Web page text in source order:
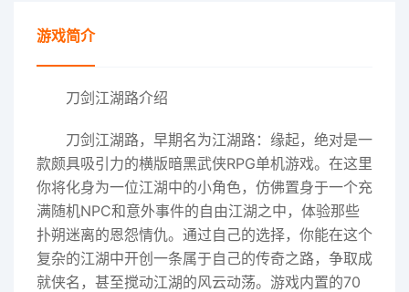
游戏简介
刀剑江湖路介绍
刀剑江湖路，早期名为江湖路：缘起，绝对是一
款颇具吸引力的横版暗黑武侠RPG单机游戏。在这里
你将化身为一位江湖中的小角色，仿佛置身于一个充
满随机NPC和意外事件的自由江湖之中，体验那些
扑朔迷离的恩怨情仇。通过自己的选择，你能在这个
复杂的江湖中开创一条属于自己的传奇之路，争取成
就侠名，甚至搅动江湖的风云动荡。游戏内置的70